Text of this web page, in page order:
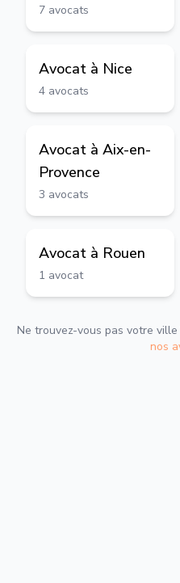
7 avocats
Avocat à Nice
4 avocats
Avocat à Aix-en-
Provence
3 avocats
Avocat à Rouen
1 avocat
Ne trouvez-vous pas votre
nos